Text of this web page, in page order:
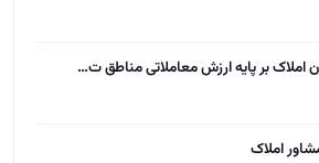
املاک بر پایه ارزش معاملاتی مناطق ت…
املاک